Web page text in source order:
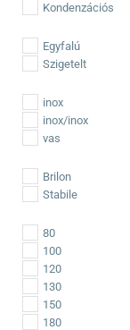
Kondenzációs
Egyfalú
Szigetelt
inox
inox/inox
vas
Brilon
Stabile
80
100
120
130
150
180